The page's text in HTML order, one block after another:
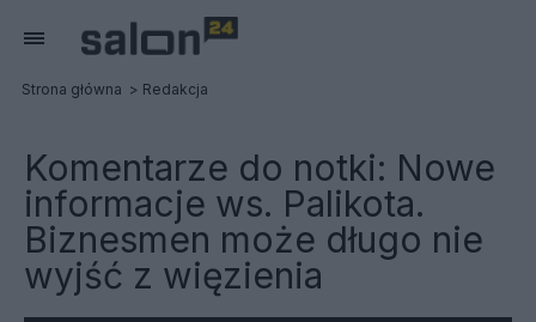
Strona główna Redakcja
Komentarze do notki: Nowe
informacje ws. Palikota.
Biznesmen może długo nie
wyjść z więzienia